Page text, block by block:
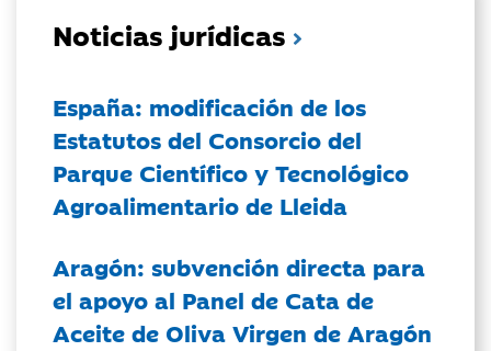
Noticias jurídicas
España: modificación de los
Estatutos del Consorcio del
Parque Científico y Tecnológico
Agroalimentario de Lleida
Aragón: subvención directa para
el apoyo al Panel de Cata de
Aceite de Oliva Virgen de Aragón